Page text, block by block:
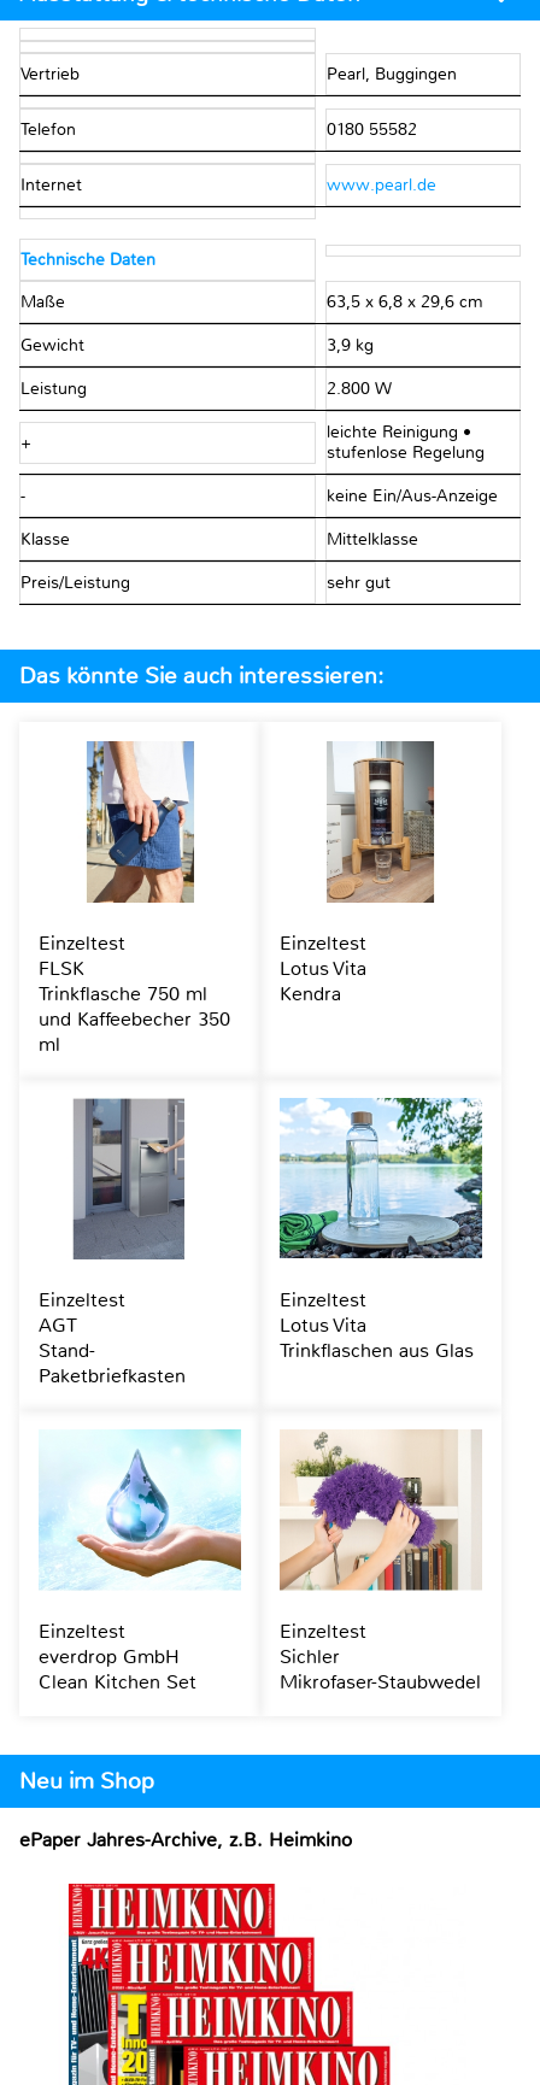
Vertrieb Pearl, Buggingen
Telefon 0180 55582
Internet www.pearl.de
Technische Daten
Maße 63,5 x 6,8 x 29,6 cm
Gewicht 3,9 kg
Leistung 2.800 W
+
leichte Reinigung •
stufenlose Regelung
- keine Ein/Aus-Anzeige
Klasse Mittelklasse
Preis/Leistung sehr gut
Neu im Shop
ePaper Jahres-Archive, z.B. Heimkino
Das könnte Sie auch interessieren:
Einzeltest
FLSK
Trinkflasche 750 ml
und Kaffeebecher 350
ml
Einzeltest
Lotus Vita
Kendra
Einzeltest
AGT
Stand-
Paketbriefkasten
Einzeltest
Lotus Vita
Trinkflaschen aus Glas
Einzeltest
everdrop GmbH
Clean Kitchen Set
Einzeltest
Sichler
Mikrofaser-Staubwedel